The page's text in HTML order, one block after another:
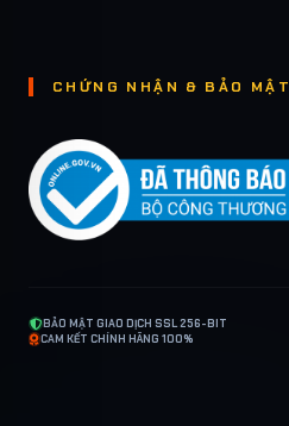
CHỨNG NHẬN & BẢO MẬT
BẢO MẬT GIAO DỊCH SSL 256-BIT
CAM KẾT CHÍNH HÃNG 100%